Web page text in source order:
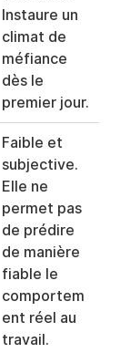
Instaure un
climat de
méfiance
dès le
premier jour.
Faible et
subjective.
Elle ne
permet pas
de prédire
de manière
fiable le
comportem
ent réel au
travail.